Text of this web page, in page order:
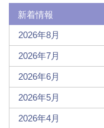
新着情報
2026年8月
2026年7月
2026年6月
2026年5月
2026年4月